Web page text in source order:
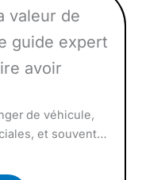
valeur de
guide expert
avoir
de véhicule,
et souvent…